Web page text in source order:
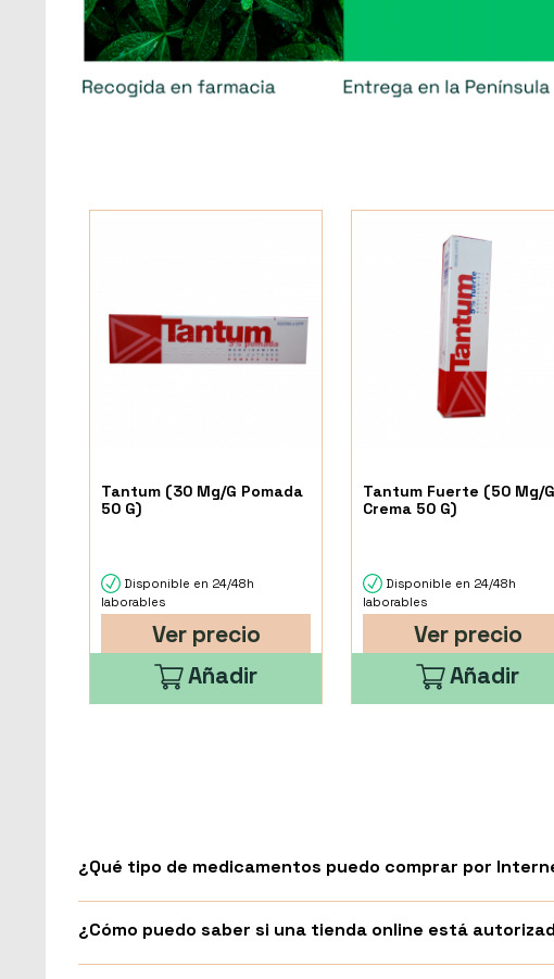
Tantum (30 Mg/G Pomada
50 G)
Disponible en 24/48h
laborables
Ver precio
Añadir
Tantum Fuerte (50 Mg/G
Crema 50 G)
Disponible en 24/48h
laborables
Ver precio
Añadir
¿Qué tipo de medicamentos puedo comprar por
¿Cómo puedo saber si una tienda online está